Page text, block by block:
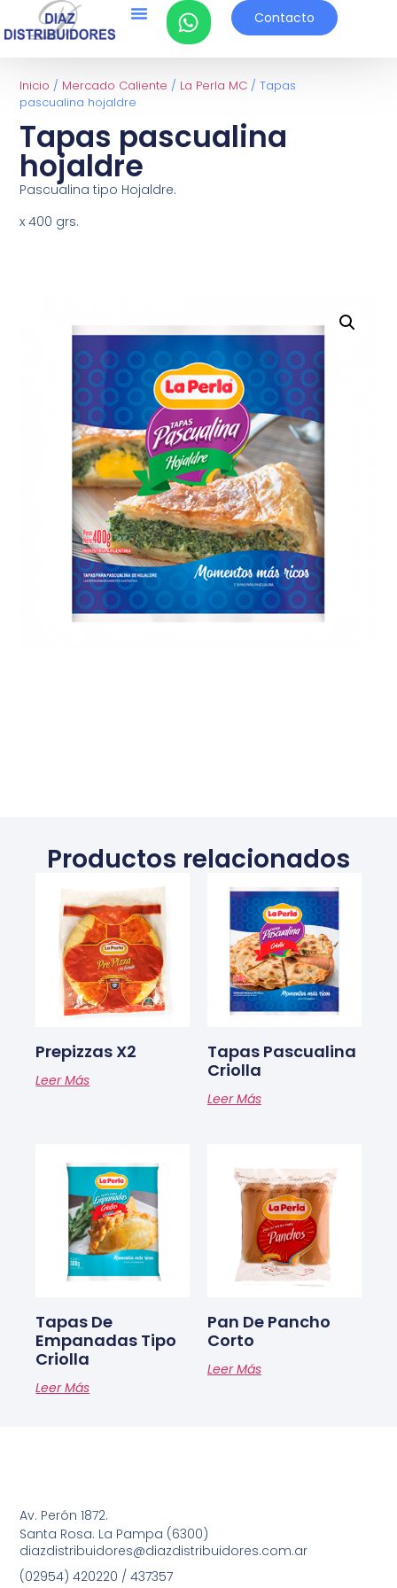
Contacto
Inicio / Mercado Caliente / La Perla MC / Tapas
pascualina hojaldre
Tapas pascualina
hojaldre
Pascualina tipo Hojaldre.
x 400 grs.
Productos relacionados
Prepizzas X2
Leer Más
Tapas Pascualina
Criolla
Leer Más
Tapas De
Empanadas Tipo
Criolla
Leer Más
Pan De Pancho
Corto
Leer Más
Av. Perón 1872.
Santa Rosa. La Pampa (6300)
diazdistribuidores@diazdistribuidores.com.ar
(02954) 420220 / 437357